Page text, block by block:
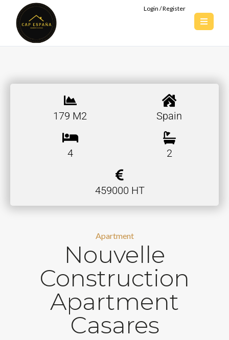
Login / Register
179 M2 Spain
4 2
459000 HT
Apartment
Nouvelle
Construction
Apartment
Casares